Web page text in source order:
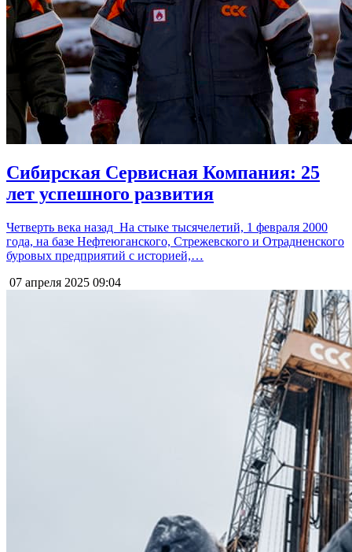
Сибирская Сервисная Компания: 25
лет успешного развития
Четверть века назад На стыке тысячелетий, 1 февраля 2000
года, на базе Нефтеюганского, Стрежевского и Отрадненского
буровых предприятий с историей,…
07 апреля 2025 09:04